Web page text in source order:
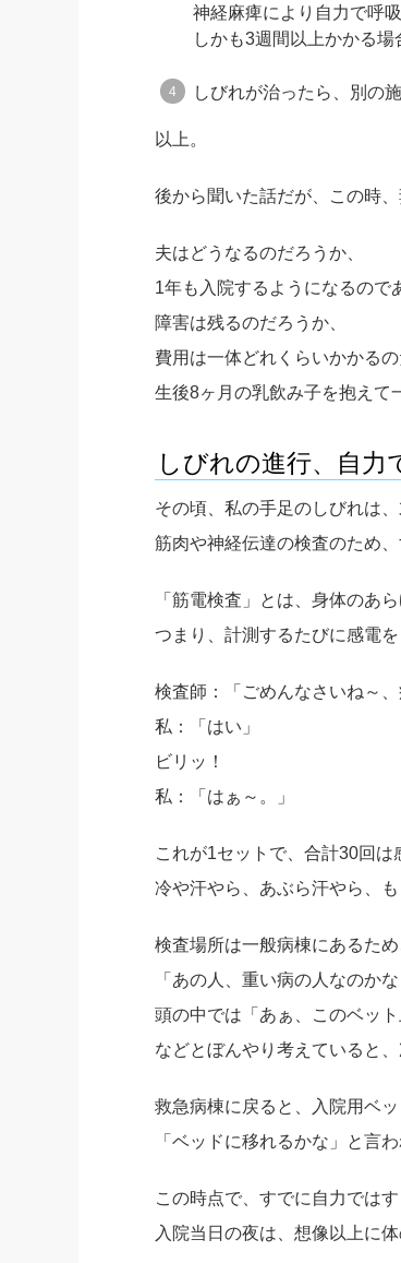
神経麻痺により自力で呼
しかも3週間以上かかる場
しびれが治ったら、別の
以上。
後から聞いた話だが、この時
夫はどうなるのだろうか、
1年も入院するようになるので
障害は残るのだろうか、
費用は一体どれくらいかかるの
生後8ヶ月の乳飲み子を抱えて
しびれの進行、自力
その頃、私の手足のしびれは
筋肉や神経伝達の検査のため
「筋電検査」とは、身体のあ
つまり、計測するたびに感電
検査師：「ごめんなさいね～、
私：「はい」
ビリッ！
私：「はぁ～。」
これが1セットで、合計30回は
冷や汗やら、あぶら汗やら、
検査場所は一般病棟にあるた
「あの人、重い病の人なのか
頭の中では「あぁ、このベッ
などとぼんやり考えていると
救急病棟に戻ると、入院用ベ
「ベッドに移れるかな」と言
この時点で、すでに自力では
入院当日の夜は、想像以上に